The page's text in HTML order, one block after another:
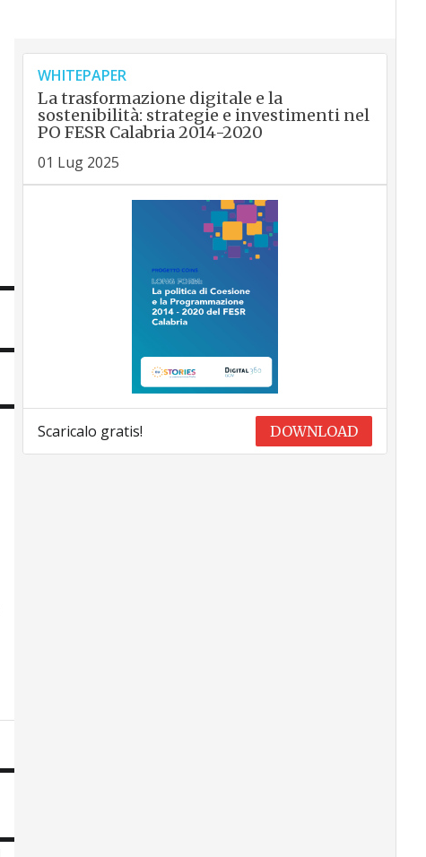
WHITEPAPER
La trasformazione digitale e la
sostenibilità: strategie e investimenti nel
PO FESR Calabria 2014-2020
01 Lug 2025
Scaricalo gratis! DOWNLOAD